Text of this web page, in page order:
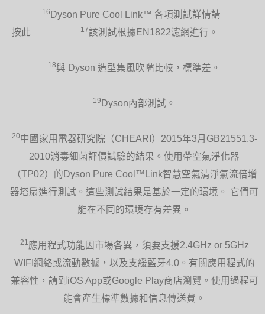
16 Dyson Pure Cool Link™ 各項測試詳情請
按此
17該測試根據EN1822濾網進行。
18與 Dyson 造型集風吹嘴比較，標準差。
19 Dyson內部測試。
20中國家用電器研究院（CHEARI）2015年3月GB21551.3-
2010消毒細菌評價試驗的結果。使用帶空氣淨化器
（TP02）的Dyson Pure Cool™Link智慧空氣清淨氣流倍增
器塔扇進行測試。這些測試結果是基於一定的環境。 它們可
能在不同的環境存有差異。
21 應用程式功能因市場各異，須要支援2.4GHz or 5GHz
WIFI網絡或流動數據，以及支緩藍牙4.0。有關應用程式的
兼容性，請到iOS App或Google Play商店瀏覽。使用過程可
能會產生標準數據和信息傳送費。